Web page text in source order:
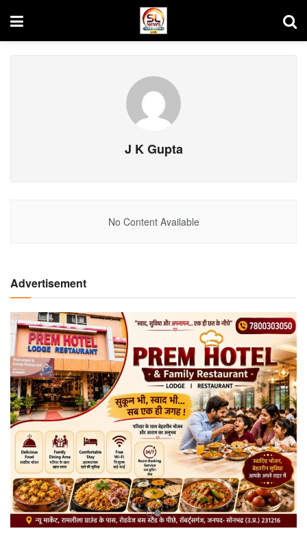
J K Gupta
No Content Available
Advertisement